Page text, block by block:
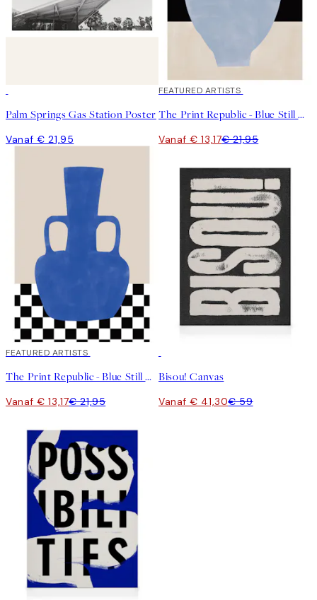
Palm Springs Gas Station Poster
Vanaf € 21,95
40%*
FEATURED ARTISTS
The Print Republic - Blue Still Life Poster No1 Poster
Vanaf € 13,17€ 21,95
40%*
FEATURED ARTISTS
The Print Republic - Blue Still Life Poster No2 Poster
Vanaf € 13,17€ 21,95
Bisou! Canvas
Vanaf € 41,30€ 59